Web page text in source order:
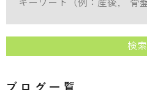
検索
ブログ一覧